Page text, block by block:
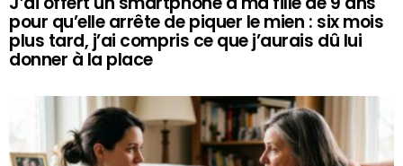
pour qu’elle arrête de piquer le mien : six mois
plus tard, j’ai compris ce que j’aurais dû lui
donner à la place